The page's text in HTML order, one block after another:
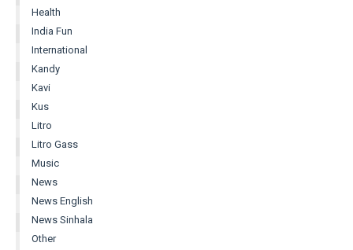
Health
India Fun
International
Kandy
Kavi
Kus
Litro
Litro Gass
Music
News
News English
News Sinhala
Other